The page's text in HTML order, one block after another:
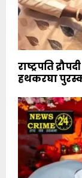
राष्ट्रपति
हथकरघा